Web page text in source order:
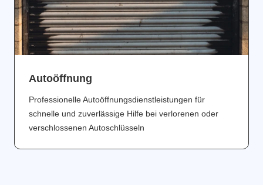
Аutoöffnung
Professionelle Autoöffnungsdienstleistungen für
schnelle und zuverlässige Hilfe bei verlorenen oder
verschlossenen Autoschlüsseln